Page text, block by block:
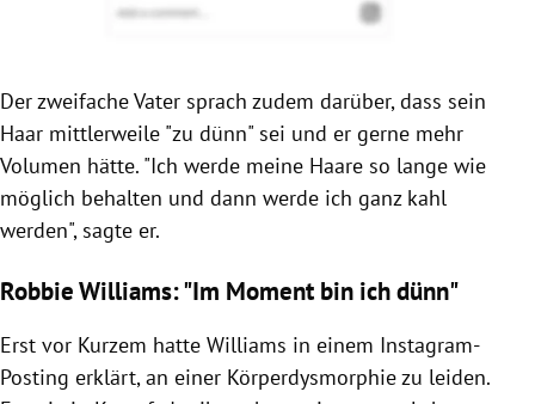
Der zweifache Vater sprach zudem darüber, dass sein
Haar mittlerweile "zu dünn" sei und er gerne mehr
Volumen hätte. "Ich werde meine Haare so lange wie
möglich behalten und dann werde ich ganz kahl
werden", sagte er.
Robbie Williams: "Im Moment bin ich dünn"
Erst vor Kurzem hatte Williams in einem Instagram-
Posting erklärt, an einer Körperdysmorphie zu leiden.